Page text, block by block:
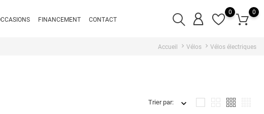
FINANCEMENT CONTACT
0
0
Accueil Vélos Vélos électriques
Trier par: